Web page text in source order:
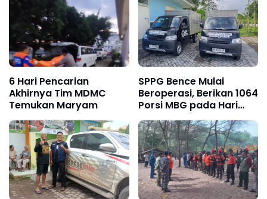
6 Hari Pencarian
Akhirnya Tim MDMC
Temukan Maryam
SPPG Bence Mulai
Beroperasi, Berikan 1064
Porsi MBG pada Hari